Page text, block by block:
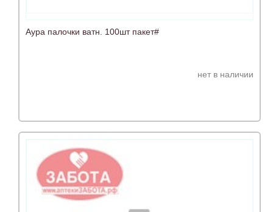
Аура палочки ватн. 100шт пакет#
нет в наличии